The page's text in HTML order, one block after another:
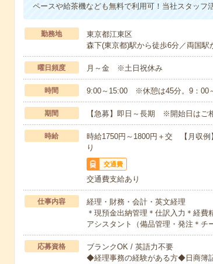
ペースや給茶機なども無料で利用可！当社スタッフ
勤務地
東京都江東区
森下(東京都)駅から徒歩6分／両国駅
曜日頻度 月～金 ※土日祝休み
時間 9:00～15:00 ※休憩は45分。9：00
期間 【急募】即日～長期 ※開始日はご
時給
時給1750円～1800円＋交 【月収
り
交通費
交通費支給あり
仕事内容
経理・財務・会計・英文経理
＊現預金出納管理＊仕訳入力＊経
アシスタント（備品管理・発注＊
応募資格
ブランクOK / 英語力不要
◆経理事務の経験がある方◆日商簿